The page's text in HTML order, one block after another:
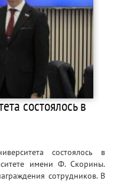
состоялось в
состоялось в
имени Ф. Скорины.
сотрудников. В